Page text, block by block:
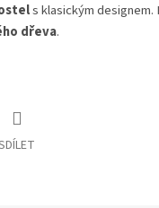
s klasickým
dřeva.